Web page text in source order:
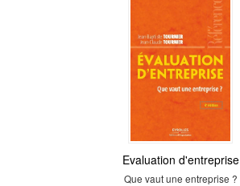
Evaluation d'entreprise
Que vaut une entreprise ?